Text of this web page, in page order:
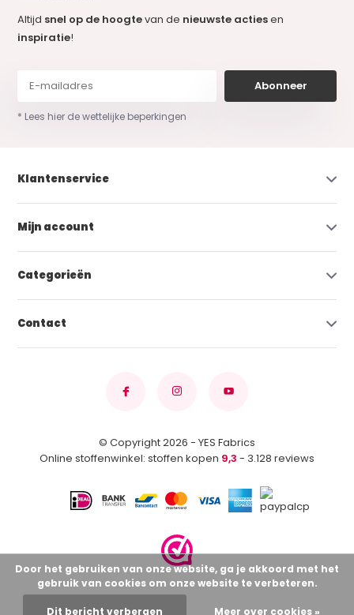
Altijd snel op de hoogtevan de nieuwste actiesen
inspiratie!
Abonneer
* Lees hier de wettelijke beperkingen
Klantenservice
Mijn account
Categorieën
Contact
© Copyright 2026 - YES Fabrics
Online stoffenwinkel: stoffen kopen 9,3 - 3.128 reviews
Door het gebruiken van onze website, ga je akkoord met het
gebruik van cookies om onze website te verbeteren.
Dit bericht verbergen Meer over cookies »